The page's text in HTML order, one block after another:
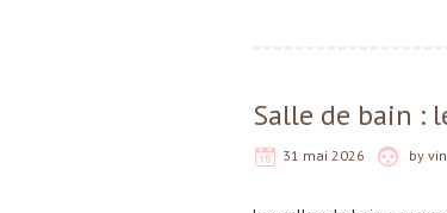
Salle de bain :
31 mai 2026 by